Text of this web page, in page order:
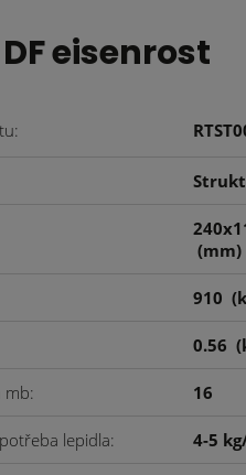
DF eisenrost
(mm)
910
0.56
mb 16
lepidla 4-5